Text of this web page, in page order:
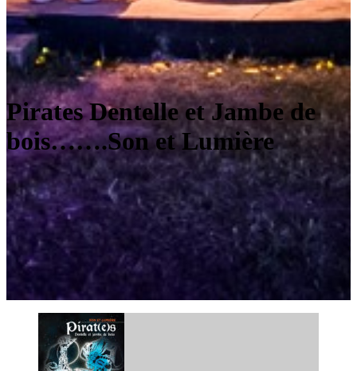
Pirates Dentelle et Jambe de
bois…….Son et Lumière